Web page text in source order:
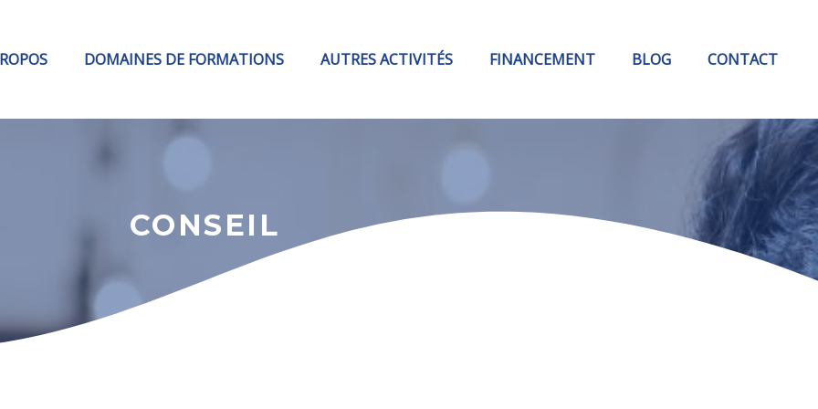
DOMAINES DE FORMATIONS AUTRES ACTIVITÉS FINANCEMENT BLOG CONTACT
CONSEIL